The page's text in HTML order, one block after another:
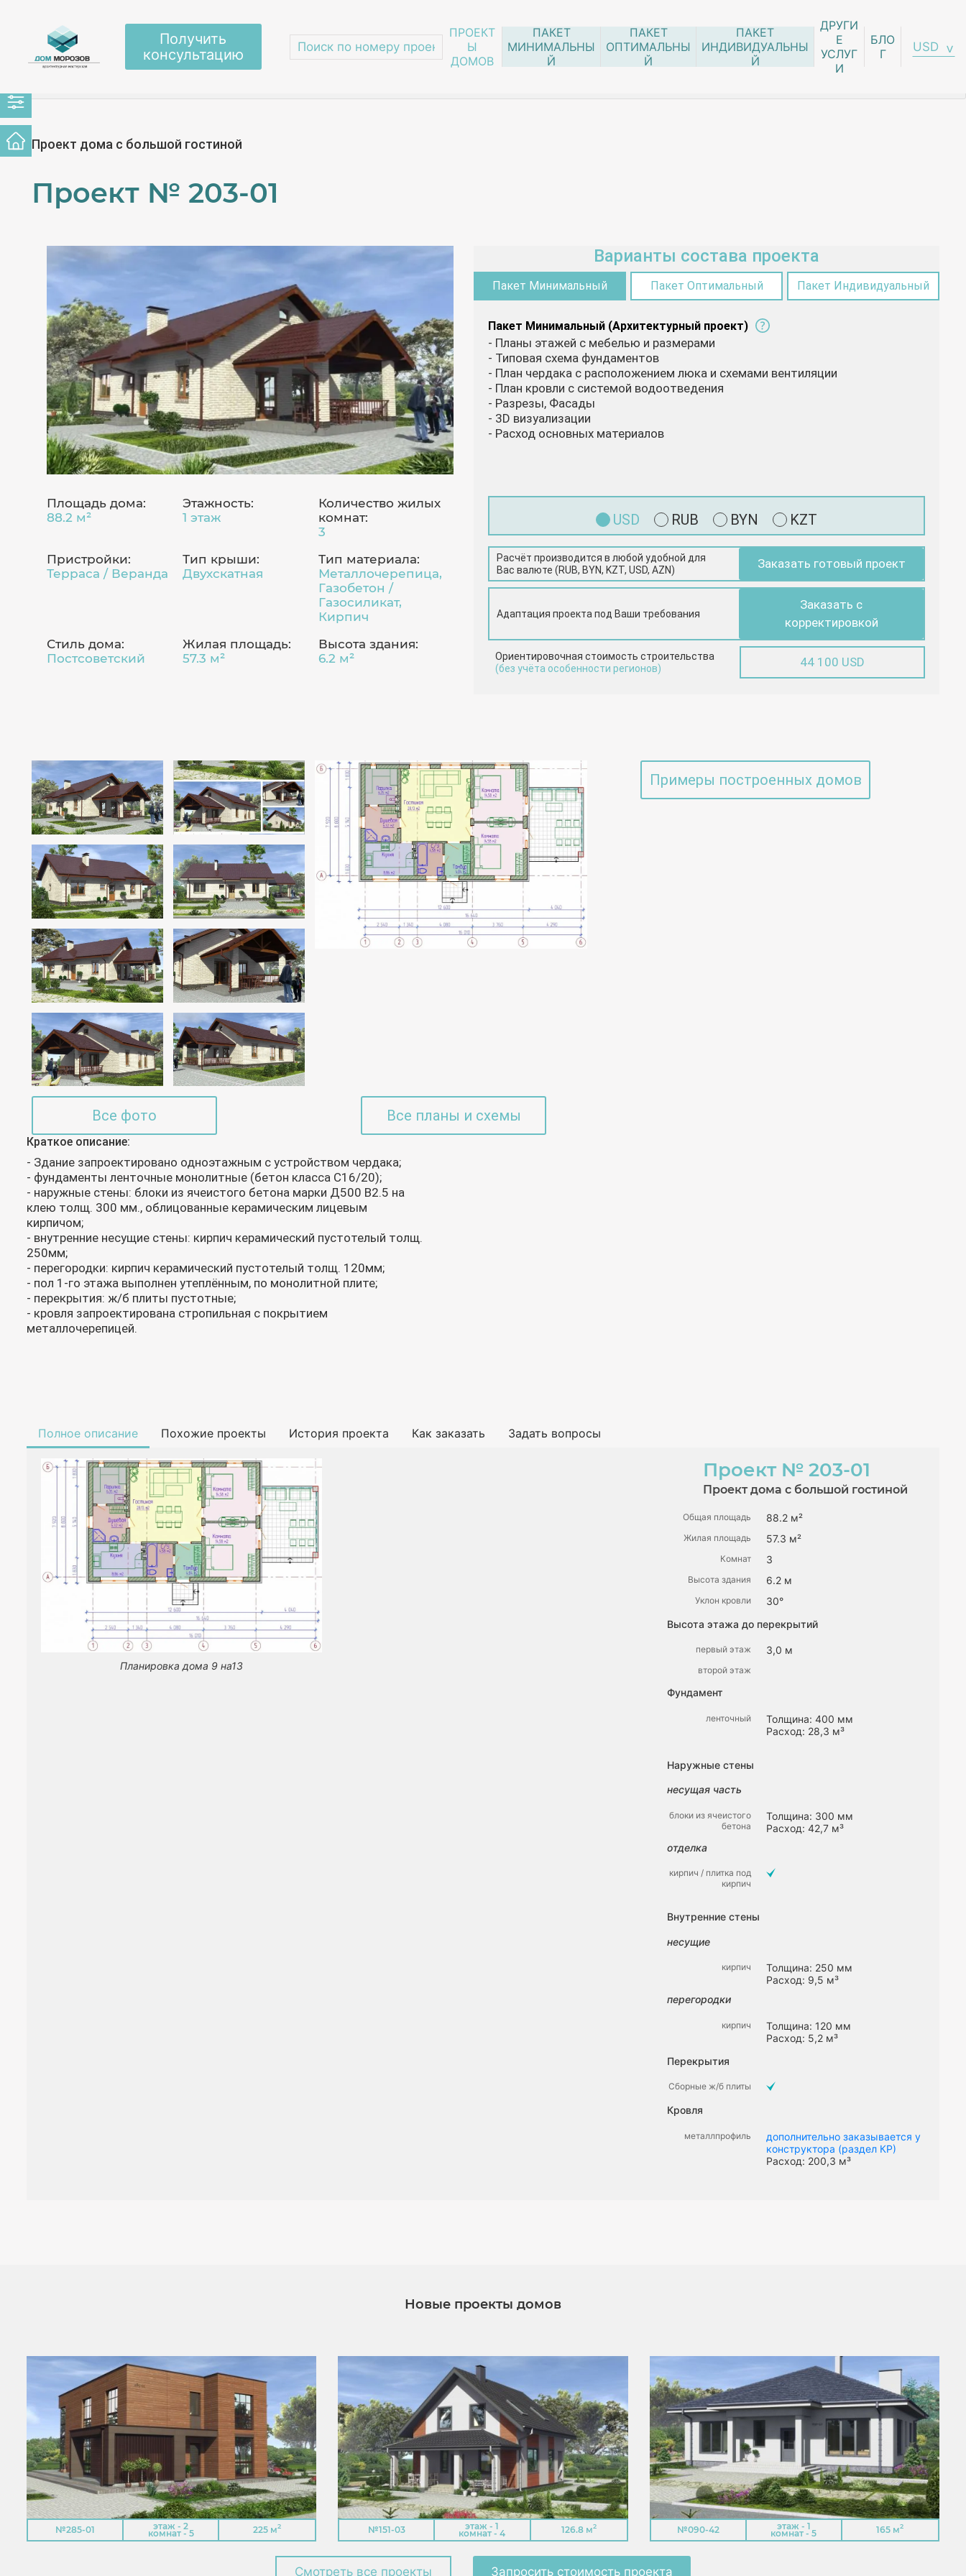
Получить
консультацию
ПРОЕКТ
Ы
ДОМОВ
ПАКЕТ
МИНИМАЛЬНЫ
Й
ПАКЕТ
ОПТИМАЛЬНЫ
Й
ПАКЕТ
ИНДИВИДУАЛЬНЫ
Й
ДРУГИ
Е
УСЛУГ
И
БЛО
Г
USD
Проект дома с большой гостиной
Проект № 203-01
Площадь дома:
88.2 м²
Этажность:
1 этаж
Количество жилых
комнат:
3
Пристройки:
Терраса / Веранда
Тип крыши:
Двухскатная
Тип материала:
Металлочерепица,
Газобетон /
Газосиликат,
Кирпич
Стиль дома:
Постсоветский
Жилая площадь:
57.3 м²
Высота здания:
6.2 м²
Варианты состава проекта
Пакет Минимальный Пакет Оптимальный Пакет Индивидуальный
Пакет Минимальный (Архитектурный проект)
- Планы этажей с мебелью и размерами
- Типовая схема фундаментов
- План чердака с расположением люка и схемами вентиляции
- План кровли с системой водоотведения
- Разрезы, Фасады
- 3D визуализации
- Расход основных материалов
USD RUB BYN KZT
Расчёт производится в любой удобной для
Вас валюте (RUB, BYN, KZT, USD, AZN)
Заказать готовый проект
Адаптация проекта под Ваши требования
Заказать с
корректировкой
Ориентировочная стоимость строительства
(без учёта особенности регионов)
44 100 USD
Все фото Все планы и схемы
Примеры построенных домов
Краткое описание:
- Здание запроектировано одноэтажным с устройством чердака;
- фундаменты ленточные монолитные (бетон класса С16/20);
- наружные стены: блоки из ячеистого бетона марки Д500 В2.5 на
клею толщ. 300 мм., облицованные керамическим лицевым
кирпичом;
- внутренние несущие стены: кирпич керамический пустотелый толщ.
250мм;
- перегородки: кирпич керамический пустотелый толщ. 120мм;
- пол 1-го этажа выполнен утеплённым, по монолитной плите;
- перекрытия: ж/б плиты пустотные;
- кровля запроектирована стропильная с покрытием
металлочерепицей.
Полное описание Похожие проекты История проекта Как заказать Задать вопросы
Планировка дома 9 на13
Проект № 203-01
Проект дома с большой гостиной
Общая площадь 88.2 м²
Жилая площадь 57.3 м²
Комнат 3
Высота здания 6.2 м
Уклон кровли
30°
Высота этажа до перекрытий
первый этаж 3,0 м
второй этаж
Фундамент
ленточный
Толщина: 400 мм
Расход: 28,3 м³
Наружные стены
несущая часть
блоки из ячеистого
бетона
Толщина: 300 мм
Расход: 42,7 м³
отделка
кирпич / плитка под
кирпич
Внутренние стены
несущие
кирпич
Толщина: 250 мм
Расход: 9,5 м³
перегородки
кирпич
Толщина: 120 мм
Расход: 5,2 м³
Перекрытия
Сборные ж/б плиты
Кровля
металлпрофиль
дополнительно заказывается у
конструктора (раздел КР)
Расход: 200,3 м³
Новые проекты домов
№285-01 этаж - 2
комнат - 5 225 м2 №151-03 этаж - 1
комнат - 4 126.8 м2 №090-42 этаж - 1
комнат - 5 165 м2
Смотреть все проекты Запросить стоимость проекта